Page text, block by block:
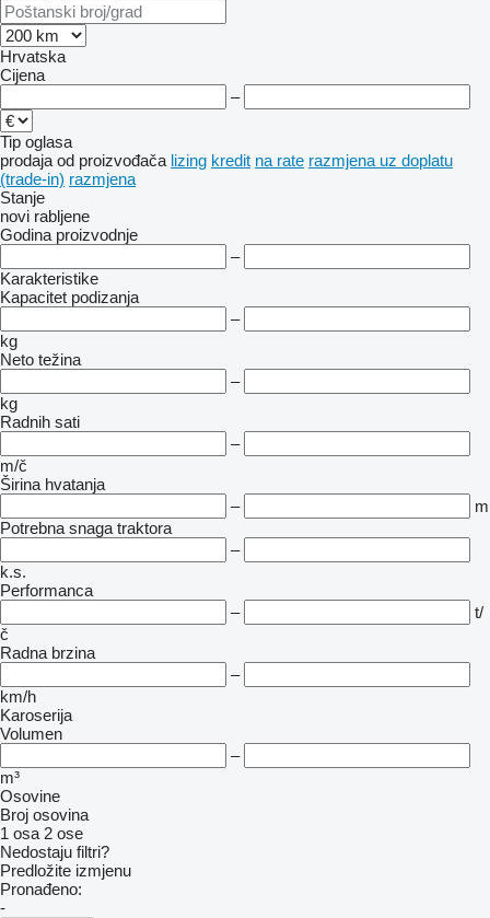
Hrvatska
Cijena
–
Tip oglasa
prodaja od proizvođača lizing kredit na rate razmjena uz doplatu
(trade-in) razmjena
Stanje
novi rabljene
Godina proizvodnje
–
Karakteristike
Kapacitet podizanja
–
kg
Neto težina
–
kg
Radnih sati
–
m/č
Širina hvatanja
–
m
Potrebna snaga traktora
–
k.s.
Performanca
–
t/
č
Radna brzina
–
km/h
Karoserija
Volumen
–
m³
Osovine
Broj osovina
1 osa 2 ose
Nedostaju filtri?
Predložite izmjenu
Pronađeno:
-